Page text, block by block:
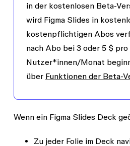
in der kostenlosen Beta-
wird Figma Slides in
kostenpflichtigen Abos
nach Abo bei 3 oder 5 $ pro
Nutzer*innen/Monat
über Funktionen der Beta-
Wenn ein Figma Slides Deck
Zu jeder Folie im Deck